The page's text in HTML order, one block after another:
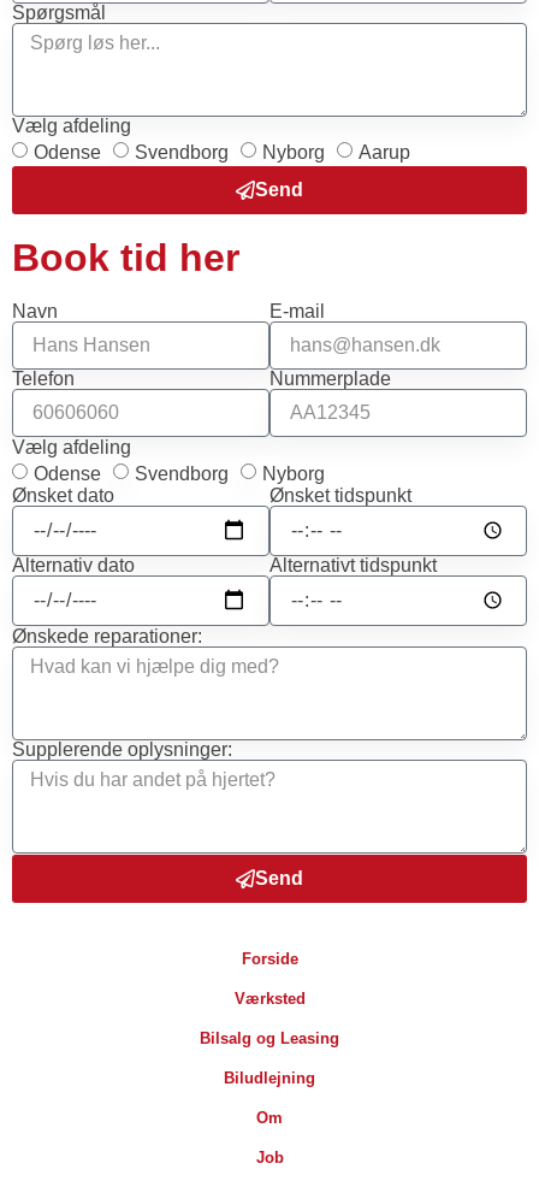
Spørgsmål
Vælg afdeling
Odense
Svendborg Nyborg
Aarup
Send
Book tid her
Navn E-mail
Telefon Nummerplade
Vælg afdeling
Odense
Svendborg
Nyborg
Ønsket dato
Ønsket tidspunkt
Alternativ dato Alternativt tidspunkt
Ønskede reparationer:
Supplerende oplysninger:
Send
Forside
Værksted
Bilsalg og Leasing
Biludlejning
Om
Job